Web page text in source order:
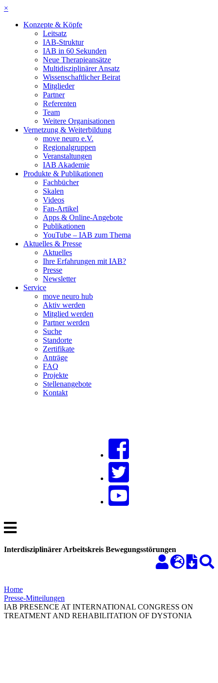
×
Konzepte & Köpfe
Leitsatz
IAB-Struktur
IAB in 60 Sekunden
Neue Therapieansätze
Multidisziplinärer Ansatz
Wissenschaftlicher Beirat
Mitglieder
Partner
Referenten
Team
Weitere Organisationen
Vernetzung & Weiterbildung
move neuro e.V.
Regionalgruppen
Veranstaltungen
IAB Akademie
Produkte & Publikationen
Fachbücher
Skalen
Videos
Fan-Artikel
Apps & Online-Angebote
Publikationen
YouTube – IAB zum Thema
Aktuelles & Presse
Aktuelles
Ihre Erfahrungen mit IAB?
Presse
Newsletter
Service
move neuro hub
Aktiv werden
Mitglied werden
Partner werden
Suche
Standorte
Zertifikate
Anträge
FAQ
Projekte
Stellenangebote
Kontakt
Interdisziplinärer Arbeitskreis Bewegungsstörungen
Home
Presse-Mitteilungen
IAB PRESENCE AT INTERNATIONAL CONGRESS ON
TREATMENT AND REHABILITATION OF DYSTONIA